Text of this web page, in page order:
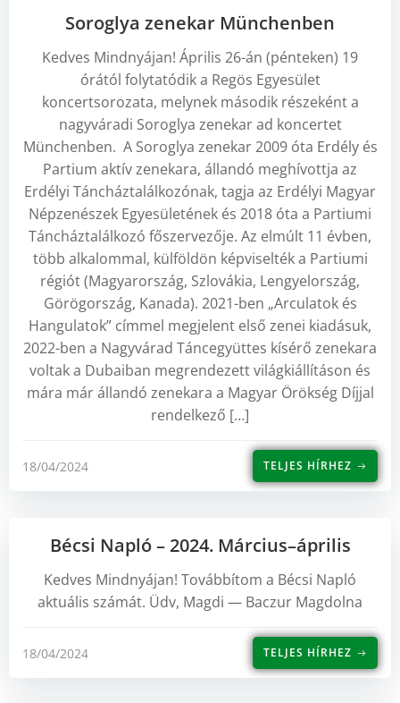
Soroglya zenekar Münchenben
Kedves Mindnyájan! Április 26-án (pénteken) 19
órától folytatódik a Regös Egyesület
koncertsorozata, melynek második részeként a
nagyváradi Soroglya zenekar ad koncertet
Münchenben. A Soroglya zenekar 2009 óta Erdély és
Partium aktív zenekara, állandó meghívottja az
Erdélyi Táncháztalálkozónak, tagja az Erdélyi Magyar
Népzenészek Egyesületének és 2018 óta a Partiumi
Táncháztalálkozó főszervezője. Az elmúlt 11 évben,
több alkalommal, külföldön képviselték a Partiumi
régiót (Magyarország, Szlovákia, Lengyelország,
Görögország, Kanada). 2021-ben „Arculatok és
Hangulatok” címmel megjelent első zenei kiadásuk,
2022-ben a Nagyvárad Táncegyüttes kísérő zenekara
voltak a Dubaiban megrendezett világkiállításon és
mára már állandó zenekara a Magyar Örökség Díjjal
rendelkező […]
18/04/2024 TELJES HÍRHEZ
Bécsi Napló – 2024. Március–április
Kedves Mindnyájan! Továbbítom a Bécsi Napló
aktuális számát. Üdv, Magdi — Baczur Magdolna
18/04/2024 TELJES HÍRHEZ